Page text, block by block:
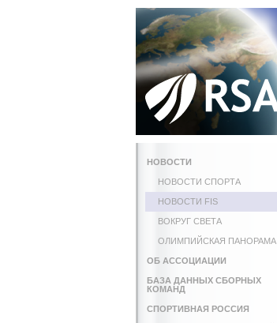
НОВОСТИ
НОВОСТИ СПОРТА
НОВОСТИ FIS
ВОКРУГ СВЕТА
ОЛИМПИЙСКАЯ ПАНОРАМА
ОБ АССОЦИАЦИИ
БАЗА ДАННЫХ СБОРНЫХ
КОМАНД
СПОРТИВНАЯ РОССИЯ